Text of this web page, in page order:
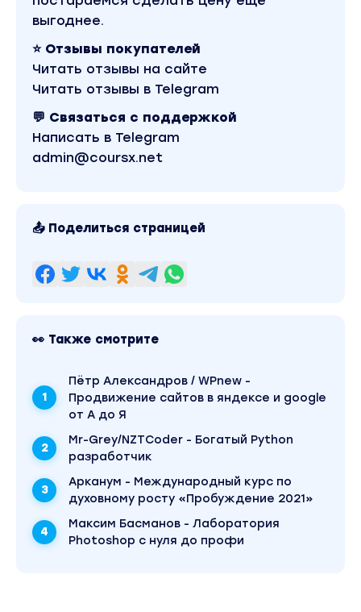
выгоднее.
⭐ Отзывы покупателей
Читать отзывы на сайте
Читать отзывы в Telegram
💬 Связаться с поддержкой
Написать в Telegram
admin@coursx.net
📤 Поделиться страницей
👀 Также смотрите
Пётр Александров / WPnew -
Продвижение сайтов в яндексе и google
от А до Я
Mr-Grey/NZTCoder - Богатый Python
разработчик
Арканум - Международный курс по
духовному росту «Пробуждение 2021»
Максим Басманов - Лаборатория
Photoshop с нуля до профи